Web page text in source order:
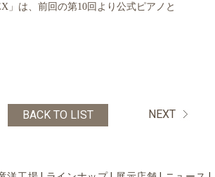
」は、前回の第10回より公式ピアノと
NEXT
BACK TO LIST